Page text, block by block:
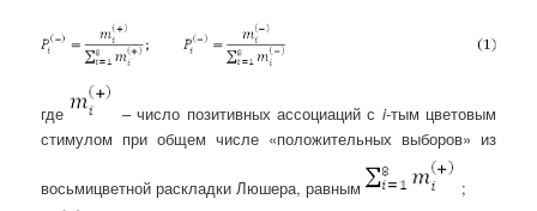
где – число позитивных ассоциаций с i-тым цветовым
стимулом при общем числе «положительных выборов» из
восьмицветной раскладки Люшера, равным ;